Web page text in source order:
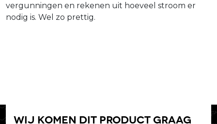
vergunningen en rekenen uit hoeveel stroom er
nodig is. Wel zo prettig.
Wij komen dit product graag